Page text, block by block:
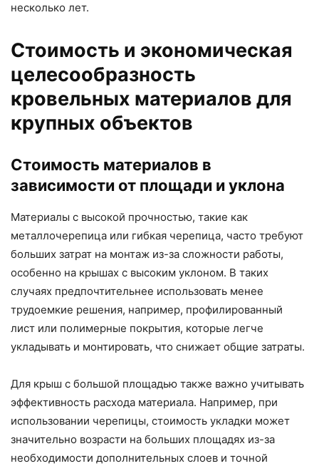
несколько лет.
Стоимость и экономическая
целесообразность
кровельных материалов для
крупных объектов
Стоимость материалов в
зависимости от площади и уклона
Материалы с высокой прочностью, такие как
металлочерепица или гибкая черепица, часто требуют
больших затрат на монтаж из-за сложности работы,
особенно на крышах с высоким уклоном. В таких
случаях предпочтительнее использовать менее
трудоемкие решения, например, профилированный
лист или полимерные покрытия, которые легче
укладывать и монтировать, что снижает общие затраты.
Для крыш с большой площадью также важно учитывать
эффективность расхода материала. Например, при
использовании черепицы, стоимость укладки может
значительно возрасти на больших площадях из-за
необходимости дополнительных слоев и точной